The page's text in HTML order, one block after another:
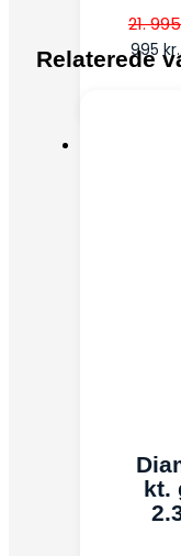
21.
995 kr..
Relaterede
kt.